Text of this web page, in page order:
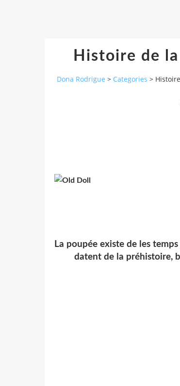
Histoire de
Dona Rodrigue > Categories >
La poupée existe de les
datent de la préhistoire,